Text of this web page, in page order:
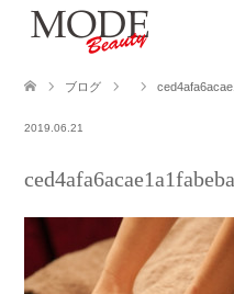
ブログ
2019.06.21